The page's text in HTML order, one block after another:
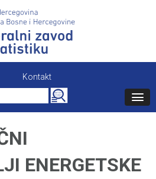
Kontakt
Search
for:
ENERGETSKE